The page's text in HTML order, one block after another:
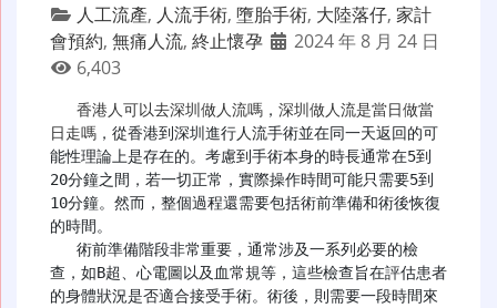
人工流產, 人流手術, 墮胎手術, 大陸落仔, 家計
會預約, 無痛人流, 終止懷孕
2024 年 8 月 24 日
6,403
香港人可以去深圳做人流嗎 ， 深圳做人流是當日做當
日走嗎 ，從香港到深圳進行人流手術並在同一天返回的可
能性理論上是存在的。考慮到手術本身的時長通常在5到
20分鐘之間，若一切正常，實際操作時間可能只需要5到
10分鐘。然而，整個過程還需要包括術前準備和術後恢復
的時間。
查，如B超、心電圖以及血常規等，這些檢查旨在評估患者
的身體狀況是否適合接受手術。術後，則需要一段時間來